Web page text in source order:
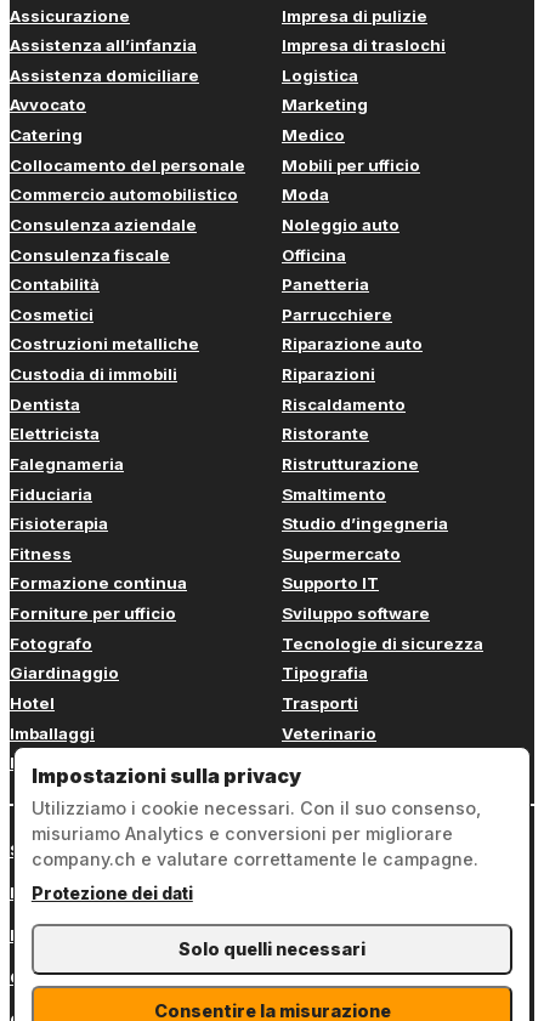
Assicurazione
Assistenza all’infanzia
Assistenza domiciliare
Avvocato
Catering
Collocamento del personale
Commercio automobilistico
Consulenza aziendale
Consulenza fiscale
Contabilità
Cosmetici
Costruzioni metalliche
Custodia di immobili
Dentista
Elettricista
Falegnameria
Fiduciaria
Fisioterapia
Fitness
Formazione continua
Forniture per ufficio
Fotografo
Giardinaggio
Hotel
Imballaggi
Imbianchino
Impresa di pulizie
Impresa di traslochi
Logistica
Marketing
Medico
Mobili per ufficio
Moda
Noleggio auto
Officina
Panetteria
Parrucchiere
Riparazione auto
Riparazioni
Riscaldamento
Ristorante
Ristrutturazione
Smaltimento
Studio d’ingegneria
Supermercato
Supporto IT
Sviluppo software
Tecnologie di sicurezza
Tipografia
Trasporti
Veterinario
Sign in
Note legali
Protezione dei dati
Condizioni generali
Impostazioni sulla privacy
Utilizziamo i cookie necessari. Con il suo consenso,
misuriamo Analytics e conversioni per migliorare
company.ch e valutare correttamente le campagne.
Protezione dei dati
Solo quelli necessari
Consentire la misurazione